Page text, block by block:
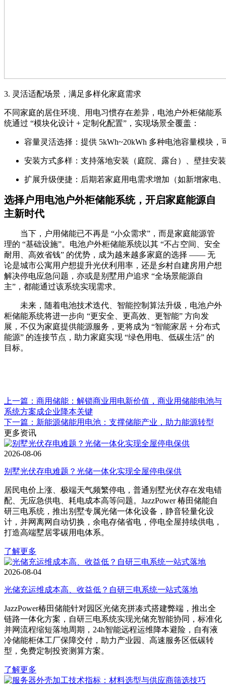
3. 灵活适配场景，满足多样化家庭需求
不同家庭的居住环境、用电习惯存在差异，电池户外柜储能系
统通过 “模块化设计 + 定制化配置”，实现场景全覆盖：
容量灵活选择：提供 5kWh~20kWh 多种电池容量模块
安装方式多样：支持落地安装（庭院、露台）、壁挂安
扩展升级便捷：后期若家庭用电需求增加（如新增家电
选择户用电池户外柜储能系统，开启家庭能源自
主新时代
当下，户用储能已不再是 “小众需求”，而是家庭能源管
理的 “基础设施”。电池户外柜储能系统以其 “不占空间、安全
耐用、高效省钱” 的优势，成为越来越多家庭的选择 —— 无
论是城市公寓用户想提升光伏利用率，还是乡村自建房用户想
解决停电应急问题，亦或是别墅用户追求 “全场景能源自
主”，都能通过该系统实现需求。
未来，随着电池技术迭代、智能控制算法升级，电池户外
柜储能系统将进一步向 “更安全、更高效、更智能” 方向发
展，不仅为家庭提供能源服务，更将成为 “智能家居 + 分布式
能源” 的连接节点，助力家庭实现 “绿色用电、低碳生活” 的
目标。
上一篇：商用储能：解锁商业用电新价值，商业用储能电池与
系统方案成企业降本关键
下一篇：新能源储能用电池：支撑储能产业，助力能源转型
更多资讯
2026-08-06
别墅光伏存电难题？光储一体化实现全屋停电保供
居民电价上涨、极端天气频繁停电，普通别墅光伏存在发电错
配、无应急供电、耗电成本高等问题。JazzPower 椿田储能自
研三电系统，推出别墅专属光储一体化设备，静音轻量化设
计，并网离网自动切换，余电存储省电，停电全屋持续供电，
打造高端墅居零碳用电体系。
了解更多
2026-08-04
光储充运维成本高、收益低？自研三电系统一站式落地
JazzPower椿田储能针对园区光储充拼凑式搭建弊端，推出全
链路一体化方案，自研三电系统实现光储充智能协同，标准化
并网流程缩短落地周期，24h智能远程运维降本避险，自有液
冷储能柜体工厂保障交付，助力产业园、高速服务区低碳转
型，免费定制投资测算方案。
了解更多